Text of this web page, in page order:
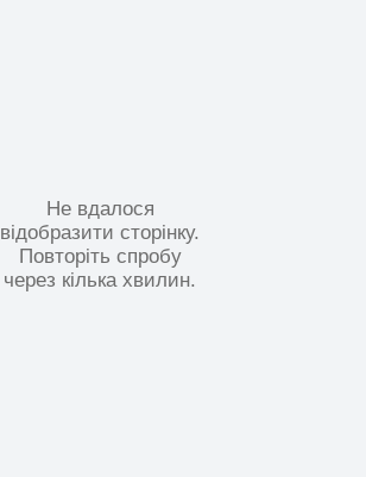
Не вдалося
відобразити сторінку.
Повторіть спробу
через кілька хвилин.